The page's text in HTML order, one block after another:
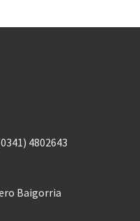
4802643
Baigorria